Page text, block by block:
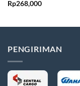
Rp268,000
PENGIRIMAN